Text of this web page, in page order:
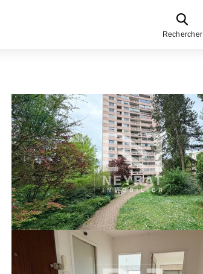
Rechercher